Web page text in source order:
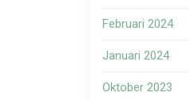
Februari 2024
Januari 2024
Oktober 2023